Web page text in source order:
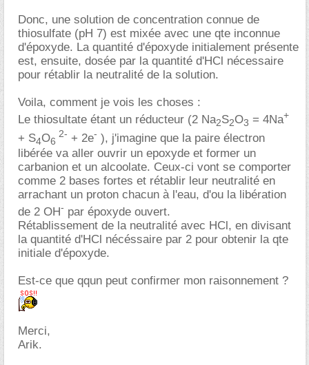
Donc, une solution de concentration connue de
thiosulfate (pH 7) est mixée avec une qte inconnue
d'époxyde. La quantité d'époxyde initialement présente
est, ensuite, dosée par la quantité d'HCl nécessaire
pour rétablir la neutralité de la solution.
Voila, comment je vois les choses :
Le thiosultate étant un réducteur (2 Na2S2O3 = 4Na+
+ S4O6
2- + 2e- ), j'imagine que la paire électron
libérée va aller ouvrir un epoxyde et former un
carbanion et un alcoolate. Ceux-ci vont se comporter
comme 2 bases fortes et rétablir leur neutralité en
arrachant un proton chacun à l'eau, d'ou la libération
de 2 OH- par époxyde ouvert.
Rétablissement de la neutralité avec HCl, en divisant
la quantité d'HCl nécéssaire par 2 pour obtenir la qte
initiale d'époxyde.
Est-ce que qqun peut confirmer mon raisonnement ?
Merci,
Arik.